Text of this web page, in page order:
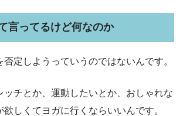
言ってるけど何なのか
否定しようっていうのではないんです。
ッチとか、運動したいとか、おしゃれな
しくてヨガに行くならいいんです。